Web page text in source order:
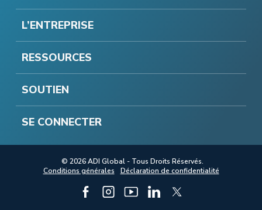
L’ENTREPRISE
RESSOURCES
SOUTIEN
SE CONNECTER
© 2026 ADI Global - Tous Droits Réservés.
Conditions générales
Déclaration de confidentialité